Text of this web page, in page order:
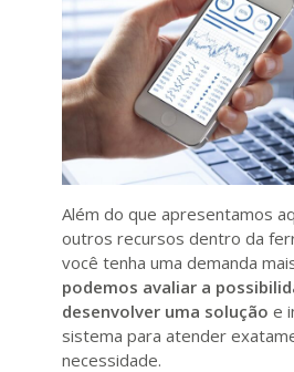
Além do que apresentamos
outros recursos dentro da
você tenha uma demanda
podemos avaliar a
desenvolver uma solução e
sistema para atender
necessidade.